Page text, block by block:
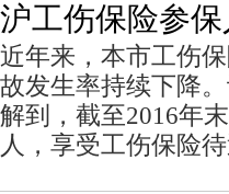
沪工伤保险参
近年来，本市工伤
故发生率持续下降
解到，截至2016年
人，享受工伤保险